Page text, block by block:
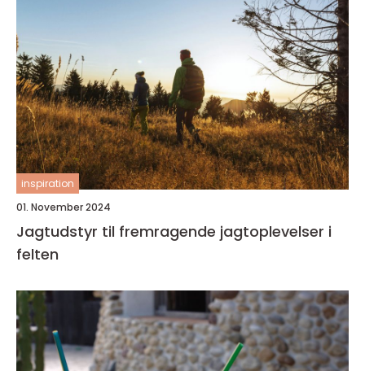
inspiration
01. November 2024
Jagtudstyr til fremragende jagtoplevelser i
felten